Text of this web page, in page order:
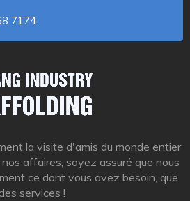
7174
la visite d'amis du monde entier
affaires, soyez assuré que nous
ce dont vous avez besoin, que
services !